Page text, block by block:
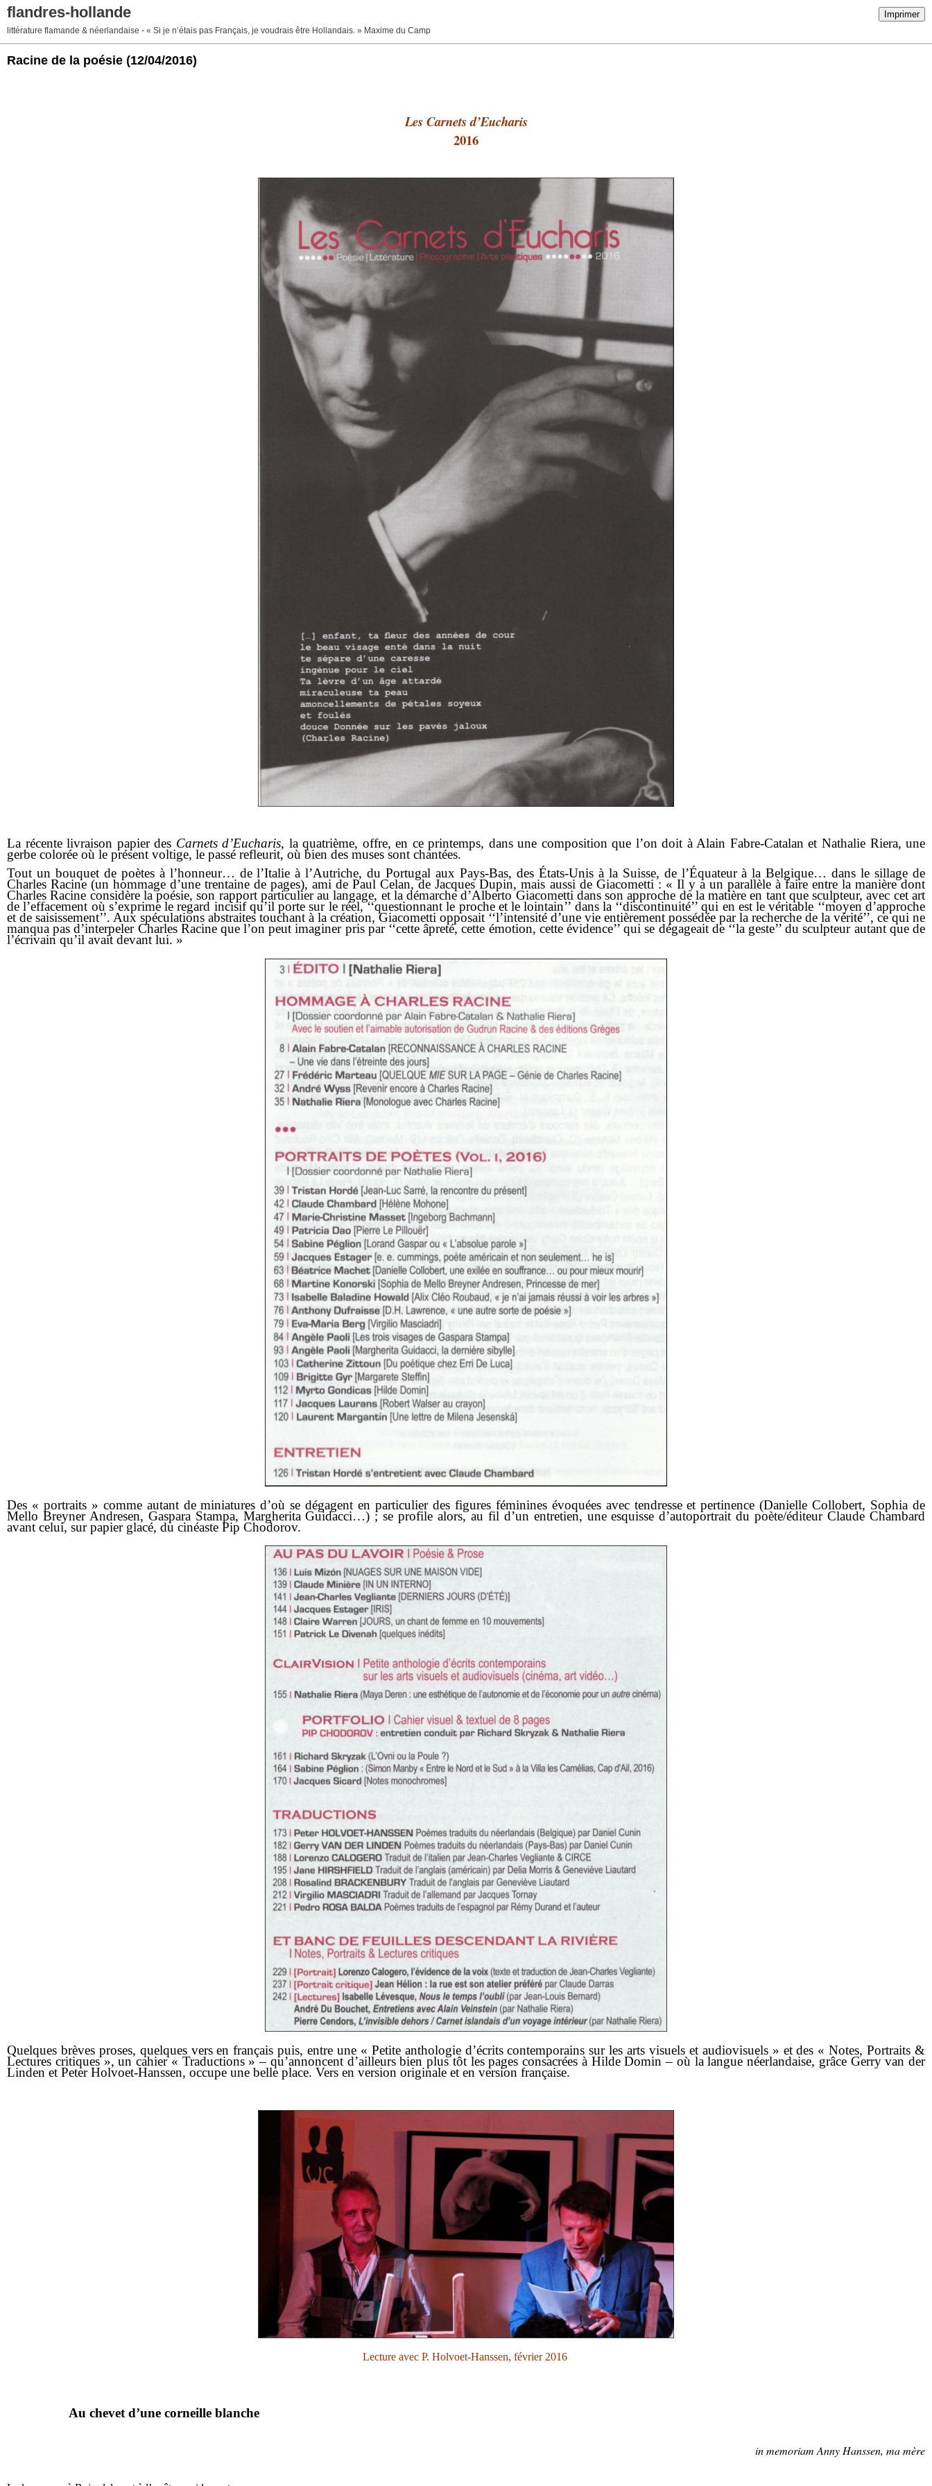
Imprimer
flandres-hollande
littérature flamande & néerlandaise - « Si je n’étais pas Français, je voudrais être Hollandais. » Maxime du Camp
Racine de la poésie (12/04/2016)
Les Carnets d’Eucharis
2016
La récente livraison papier des Carnets d’Eucharis, la quatrième, offre, en ce printemps, dans une composition que l’on doit àAlain Fabre-Catalanet Nathalie Riera, une
gerbe colorée où le présent voltige, le passé refleurit, où bien des muses sont chantées.
Tout un bouquet de poètes à l’honneur… de l’Italie à l’Autriche, du Portugal aux Pays-Bas, des États-Unis à la Suisse, de l’Équateur à la Belgique… dans le sillage de
Charles Racine (un hommage d’une trentaine de pages), ami de Paul Celan, de Jacques Dupin, mais aussi de Giacometti : « Il y a un parallèle à faire entre la manière dont
Charles Racine considère la poésie, son rapport particulier au langage, et la démarche d’Alberto Giacometti dans son approche de la matière en tant que sculpteur, avec cet art
de l’effacement où s’exprime le regard incisif qu’il porte sur le réel, ‘‘questionnant le proche et le lointain’’ dans la ‘‘discontinuité’’ qui en est le véritable ‘‘moyen d’approche
et de saisissement’’. Aux spéculations abstraites touchant à la création, Giacometti opposait ‘‘l’intensité d’une vie entièrement possédée par la recherche de la vérité’’, ce qui ne
manqua pas d’interpeler Charles Racine que l’on peut imaginer pris par ‘‘cette âpreté, cette émotion, cette évidence’’ qui se dégageait de ‘‘la geste’’ du sculpteur autant que de
l’écrivain qu’il avait devant lui. »
Des « portraits » comme autant de miniatures d’où se dégagent en particulier des figures féminines évoquées avec tendresse et pertinence (Danielle Collobert, Sophia de
Mello Breyner Andresen, Gaspara Stampa, Margherita Guidacci…) ; se profile alors, au fil d’un entretien, une esquisse d’autoportrait du poète/éditeur Claude Chambard
avant celui, sur papier glacé, du cinéaste Pip Chodorov.
Quelques brèves proses, quelques vers en français puis, entre une « Petite anthologie d’écrits contemporains sur les arts visuels et audiovisuels » et des « Notes, Portraits &
Lectures critiques », un cahier « Traductions » – qu’annoncent d’ailleurs bien plus tôt les pages consacrées à Hilde Domin – où la langue néerlandaise, grâce Gerry van der
Linden et Peter Holvoet-Hanssen, occupe une belle place. Vers en version originale et en version française.
Lecture avec P. Holvoet-Hanssen, février 2016
Au chevet d’une corneille blanche
in memoriam Anny Hanssen, ma mère